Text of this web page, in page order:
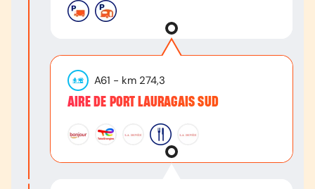
A61 - km 274,3
AIRE DE PORT LAURAGAIS SUD